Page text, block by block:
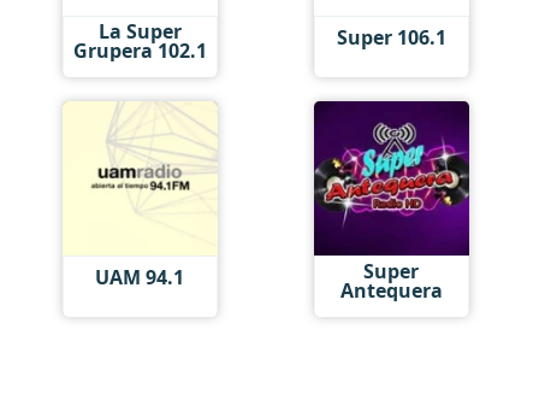
La Super
Grupera 102.1 Super 106.1
UAM 94.1 Super
Antequera